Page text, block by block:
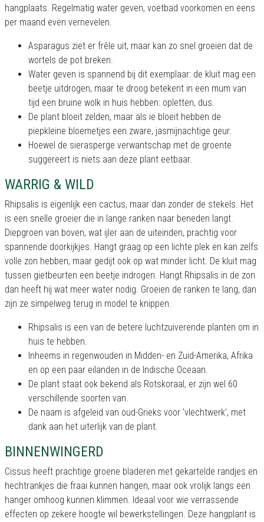
hangplaats. Regelmatig water geven, voetbad voorkomen en eens
per maand even vernevelen.
Asparagus ziet er frêle uit, maar kan zo snel groeien dat de
wortels de pot breken.
Water geven is spannend bij dit exemplaar: de kluit mag een
beetje uitdrogen, maar te droog betekent in een mum van
tijd een bruine wolk in huis hebben: opletten, dus.
De plant bloeit zelden, maar als ie bloeit hebben de
piepkleine bloemetjes een zware, jasmijnachtige geur.
Hoewel de sierasperge verwantschap met de groente
suggereert is niets aan deze plant eetbaar.
WARRIG & WILD
Rhipsalis is eigenlijk een cactus, maar dan zonder de stekels. Het
is een snelle groeier die in lange ranken naar beneden langt.
Diepgroen van boven, wat ijler aan de uiteinden, prachtig voor
spannende doorkijkjes. Hangt graag op een lichte plek en kan zelfs
volle zon hebben, maar gedijt ook op wat minder licht. De kluit mag
tussen gietbeurten een beetje indrogen. Hangt Rhipsalis in de zon
dan heeft hij wat meer water nodig. Groeien de ranken te lang, dan
zijn ze simpelweg terug in model te knippen.
Rhipsalis is een van de betere luchtzuiverende planten om in
huis te hebben.
Inheems in regenwouden in Midden- en Zuid-Amerika, Afrika
en op een paar eilanden in de Indische Oceaan.
De plant staat ook bekend als Rotskoraal, er zijn wel 60
verschillende soorten van.
De naam is afgeleid van oud-Grieks voor 'vlechtwerk', met
dank aan het uiterlijk van de plant.
BINNENWINGERD
Cissus heeft prachtige groene bladeren met gekartelde randjes en
hechtrankjes die fraai kunnen hangen, maar ook vrolijk langs een
hanger omhoog kunnen klimmen. Ideaal voor wie verrassende
effecten op zekere hoogte wil bewerkstellingen. Deze hangplant is